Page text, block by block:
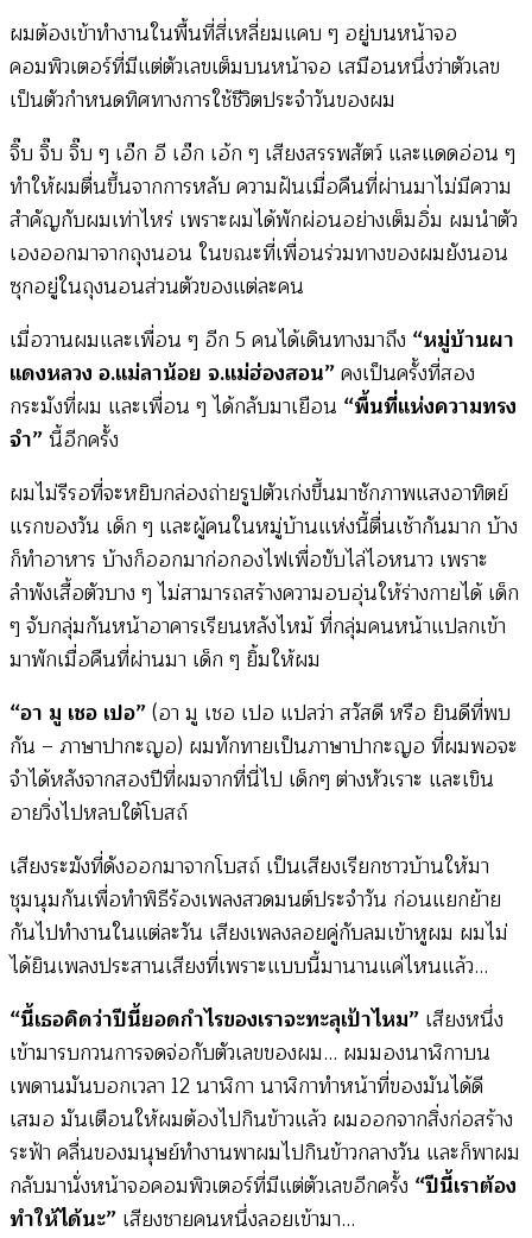
ผมต้องเข้าทำงานในพื้นที่สี่เหลี่ยมแคบ ๆ อยู่บนหน้าจอ
คอมพิวเตอร์ที่มีแต่ตัวเลขเต็มบนหน้าจอ เสมือนหนึ่งว่าตัวเลข
เป็นตัวกำหนดทิศทางการใช้ชีวิตประจำวันของผม
จิ๊บ จิ๊บ จิ๊บ ๆ เอ๊ก อี เอ๊ก เอ้ก ๆ เสียงสรรพสัตว์ และแดดอ่อน ๆ
ทำให้ผมตื่นขึ้นจากการหลับ ความฝันเมื่อคืนที่ผ่านมาไม่มีความ
สำคัญกับผมเท่าไหร่ เพราะผมได้พักผ่อนอย่างเต็มอิ่ม ผมนำตัว
เองออกมาจากถุงนอน ในขณะที่เพื่อนร่วมทางของผมยังนอน
ซุกอยู่ในถุงนอนส่วนตัวของแต่ละคน
เมื่อวานผมและเพื่อน ๆ อีก 5 คนได้เดินทางมาถึง “หมู่บ้านผา
แดงหลวง อ.แม่ลาน้อย จ.แม่ฮ่องสอน”คงเป็นครั้งที่สอง
กระมังที่ผม และเพื่อน ๆ ได้กลับมาเยือน “พื้นที่แห่งความทรง
จำ”นี้อีกครั้ง
ผมไม่รีรอที่จะหยิบกล่องถ่ายรูปตัวเก่งขึ้นมาชักภาพแสงอาทิตย์
แรกของวัน เด็ก ๆ และผู้คนในหมู่บ้านแห่งนี้ตื่นเช้ากันมาก บ้าง
ก็ทำอาหาร บ้างก็ออกมาก่อกองไฟเพื่อขับไล่ไอหนาว เพราะ
ลำพังเสื้อตัวบาง ๆ ไม่สามารถสร้างความอบอุ่นให้ร่างกายได้ เด็ก
ๆ จับกลุ่มกันหน้าอาคารเรียนหลังไหม้ ที่กลุ่มคนหน้าแปลกเข้า
มาพักเมื่อคืนที่ผ่านมา เด็ก ๆ ยิ้มให้ผม
“อา มู เชอ เปอ”(อา มู เชอ เปอ แปลว่า สวัสดี หรือ ยินดีที่พบ
กัน – ภาษาปากะญอ) ผมทักทายเป็นภาษาปากะญอ ที่ผมพอจะ
จำได้หลังจากสองปีที่ผมจากที่นี่ไป เด็กๆ ต่างหัวเราะ และเขิน
อายวิ่งไปหลบใต้โบสถ์
เสียงระฆังที่ดังออกมาจากโบสถ์ เป็นเสียงเรียกชาวบ้านให้มา
ชุมนุมกันเพื่อทำพิธีร้องเพลงสวดมนต์ประจำวัน ก่อนแยกย้าย
กันไปทำงานในแต่ละวัน เสียงเพลงลอยคู่กับลมเข้าหูผม ผมไม่
ได้ยินเพลงประสานเสียงที่เพราะแบบนี้มานานแค่ไหนแล้ว…
“นี้เธอคิดว่าปีนี้ยอดกำไรของเราจะทะลุเป้าไหม” เสียงหนึ่ง
เข้ามารบกวนการจดจ่อกับตัวเลขของผม… ผมมองนาฬิกาบน
เพดานมันบอกเวลา 12 นาฬิกา นาฬิกาทำหน้าที่ของมันได้ดี
เสมอ มันเตือนให้ผมต้องไปกินข้าวแล้ว ผมออกจากสิ่งก่อสร้าง
ระฟ้า คลื่นของมนุษย์ทำงานพาผมไปกินข้าวกลางวัน และก็พาผม
กลับมานั่งหน้าจอคอมพิวเตอร์ที่มีแต่ตัวเลขอีกครั้ง “ปีนี้เราต้อง
ทำให้ได้นะ” เสียงชายคนหนึ่งลอยเข้ามา…